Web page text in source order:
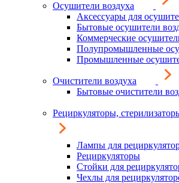
Осушители воздуха
Аксессуары для
Бытовые осушители
Коммерческие
Полупромышленные
Промышленные
Очистители воздуха
Бытовые очистители
Рециркуляторы,
Лампы для
Рециркуляторы
Стойки для
Чехлы для